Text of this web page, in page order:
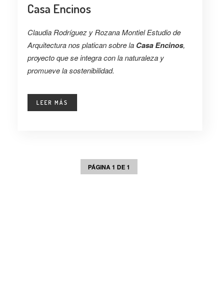
Casa Encinos
Claudia Rodríguez y Rozana Montiel Estudio de
Arquitectura nos platican sobre la Casa Encinos,
proyecto que se integra con la naturaleza y
promueve la sostenibilidad.
LEER MÁS
PÁGINA 1 DE 1